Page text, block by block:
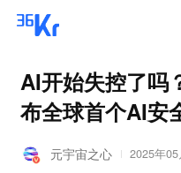
AI开始失控了吗
布全球首个AI安
元宇宙之心 2025年